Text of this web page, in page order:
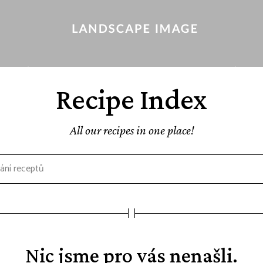
Recipe Index
All our recipes in one place!
Nic jsme pro vás nenašli.